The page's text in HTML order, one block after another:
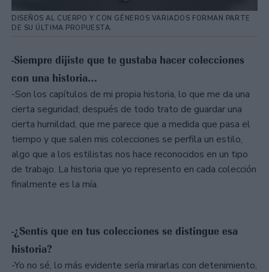
DISEÑOS AL CUERPO Y CON GÉNEROS VARIADOS FORMAN PARTE
DE SU ÚLTIMA PROPUESTA.
-Siempre dijiste que te gustaba hacer colecciones
con una historia…
-Son los capítulos de mi propia historia, lo que me da una
cierta seguridad; después de todo trato de guardar una
cierta humildad, que me parece que a medida que pasa el
tiempo y que salen mis colecciones se perfila un estilo,
algo que a los estilistas nos hace reconocidos en un tipo
de trabajo. La historia que yo represento en cada colección
finalmente es la mía.
-¿Sentís que en tus colecciones se distingue esa
historia?
-Yo no sé, lo más evidente sería mirarlas con detenimiento,